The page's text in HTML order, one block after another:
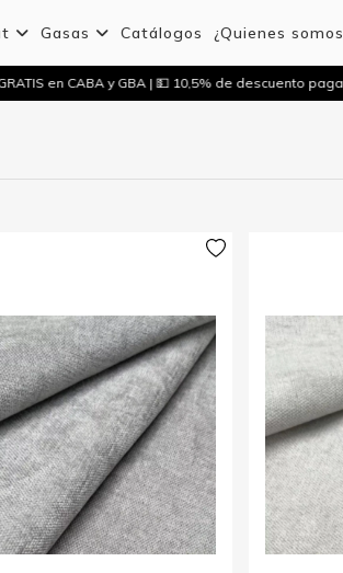
Gasas Catálogos ¿Quienes
en CABA y GBA | 💵 10,5% de descuento